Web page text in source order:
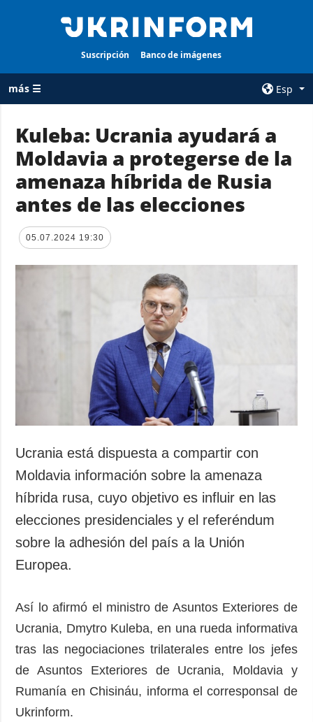
Suscripción Banco de imágenes
más ☰
Esp
TODAS LAS
Guerra
Reconstrucción
de Ucrania
Política
Desastres y
emergencias
AGENCIA
sobre la agencia
contacto
ADICIONAL
Podcasts
Publicaciones
Entrevistas
Fotos
SERVICIOS
Suscripción
Banco de
imágenes
Kuleba: Ucrania ayudará a
Moldavia a protegerse de la
amenaza híbrida de Rusia
antes de las elecciones
05.07.2024 19:30
Ucrania está dispuesta a compartir con
Moldavia información sobre la amenaza
híbrida rusa, cuyo objetivo es influir en las
elecciones presidenciales y el referéndum
sobre la adhesión del país a la Unión
Europea.
Así lo afirmó el ministro de Asuntos Exteriores de
Ucrania, Dmytro Kuleba, en una rueda informativa
tras las negociaciones trilaterales entre los jefes
de Asuntos Exteriores de Ucrania, Moldavia y
Rumanía en Chisináu, informa el corresponsal de
Ukrinform.